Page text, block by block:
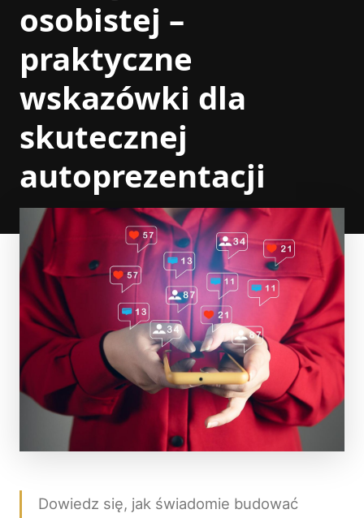
osobistej –
praktyczne
wskazówki dla
skutecznej
autoprezentacji
Dowiedz się, jak świadomie budować